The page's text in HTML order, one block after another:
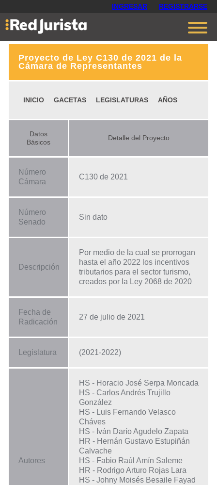
INGRESAR REGISTRARSE
Contáctanos
Planes
Proyecto de Ley C130 de 2021 de la
Cámara de Representantes
INICIO GACETAS LEGISLATURAS AÑOS
Datos
Básicos
Detalle del Proyecto
Número
Cámara
C130 de 2021
Número
Senado
Sin dato
Descripción
Por medio de la cual se prorrogan
hasta el año 2022 los incentivos
tributarios para el sector turismo,
creados por la Ley 2068 de 2020
Fecha de
Radicación
27 de julio de 2021
Legislatura (2021-2022)
Autores
HS - Horacio José Serpa Moncada
HS - Carlos Andrés Trujillo
González
HS - Luis Fernando Velasco
Cháves
HS - Iván Darío Agudelo Zapata
HR - Hernán Gustavo Estupiñán
Calvache
HS - Fabio Raúl Amín Saleme
HR - Rodrigo Arturo Rojas Lara
HS - Johny Moisés Besaile Fayad